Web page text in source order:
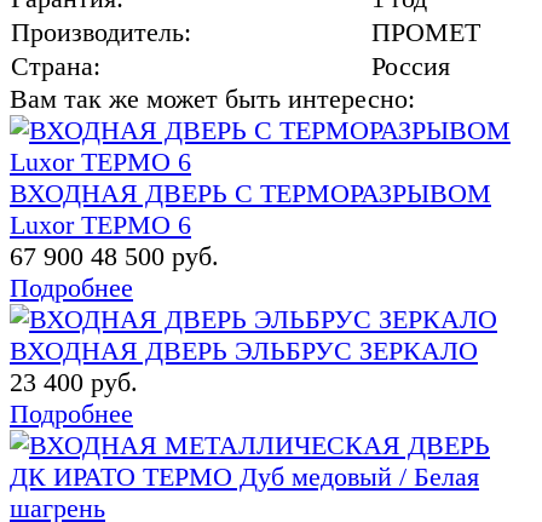
Производитель:
ПРОМЕТ
Страна:
Россия
Вам так же может быть интересно:
ВХОДНАЯ ДВЕРЬ С ТЕРМОРАЗРЫВОМ
Luxor ТЕРМО 6
67 900 48 500 руб.
Подробнее
ВХОДНАЯ ДВЕРЬ ЭЛЬБРУС ЗЕРКАЛО
23 400 руб.
Подробнее